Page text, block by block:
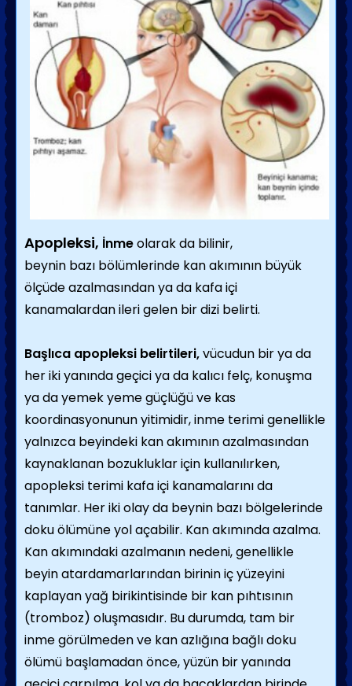
Apopleksi, İnmeolarak da bilinir,
beynin bazı bölümlerinde kan akımının büyük
ölçüde azalmasından ya da kafa içi
kanamalardan ileri gelen bir dizi belirti.
Başlıca apopleksi belirtileri,vücudun bir ya da
her iki yanında geçici ya da kalıcı felç, konuşma
ya da yemek yeme güçlüğü ve kas
koordinasyonunun yitimidir, inme terimi genellikle
yalnızca beyindeki kan akımının azalmasından
kaynaklanan bozukluklar için kullanılırken,
apopleksi terimi kafa içi kanamalarını da
tanımlar. Her iki olay da beynin bazı bölgelerinde
doku ölümüne yol açabilir. Kan akımında azalma.
Kan akımındaki azalmanın nedeni, genellikle
beyin atardamarlarından birinin iç yüzeyini
kaplayan yağ birikintisinde bir kan pıhtısının
(tromboz) oluşmasıdır. Bu durumda, tam bir
inme görülmeden ve kan azlığına bağlı doku
ölümü başlamadan önce, yüzün bir yanında